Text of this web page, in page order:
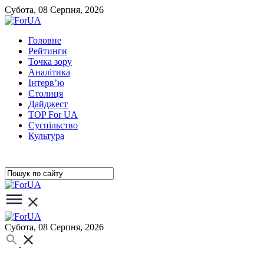
Субота, 08 Серпня, 2026
Головне
Рейтинги
Точка зору
Аналітика
Інтерв’ю
Столиця
Дайджест
TOP For UA
Суспiльство
Культура
Субота, 08 Серпня, 2026